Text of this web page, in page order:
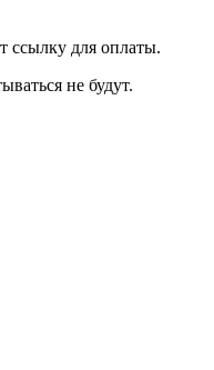
ссылку для оплаты.
не будут.